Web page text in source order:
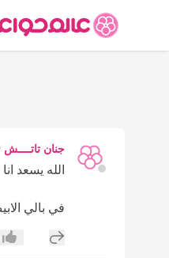
جنان تاتــــش
الله يسعد
في بالي
إضافة رد